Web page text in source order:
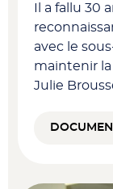
Il a fallu 30
avec le
maintenir
Julie